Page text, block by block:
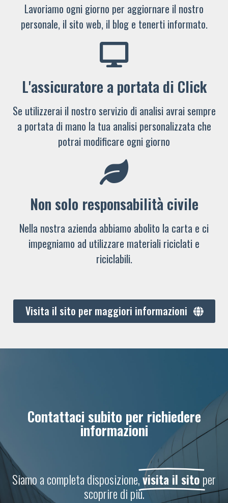
Lavoriamo ogni giorno per aggiornare il nostro
personale, il sito web, il blog e tenerti informato.
L'assicuratore a portata di Click
Se utilizzerai il nostro servizio di analisi avrai sempre
a portata di mano la tua analisi personalizzata che
potrai modificare ogni giorno
Non solo responsabilità civile
Nella nostra azienda abbiamo abolito la carta e ci
impegniamo ad utilizzare materiali riciclati e
riciclabili.
Visita il sito per maggiori informazioni
Contattaci subito per richiedere
informazioni
Siamo a completa disposizione,visita il sitoper
scoprire di più.